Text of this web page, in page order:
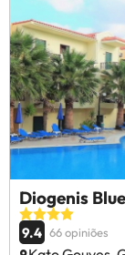
Diogenis
9.4 66 opiniões